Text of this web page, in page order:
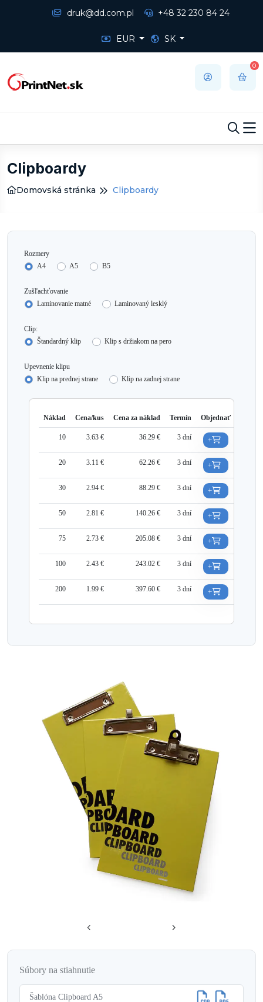
druk@dd.com.pl +48 32 230 84 24
EUR SK
0
Clipboardy
Domovská stránka Clipboardy
Rozmery
A4
A5 B5
Zušľachťovanie
Laminovanie matné
Laminovaný lesklý
Clip:
Štandardný klip
Klip s držiakom na pero
Upevnenie klipu
Klip na prednej strane
Klip na zadnej strane
Náklad Cena/kus Cena za náklad Termín Objednať
10 3.63 € 36.29 € 3 dní +
20 3.11 € 62.26 € 3 dní +
30 2.94 € 88.29 € 3 dní +
50 2.81 € 140.26 € 3 dní +
75 2.73 € 205.08 € 3 dní +
100 2.43 € 243.02 € 3 dní +
200 1.99 € 397.60 € 3 dní +
Súbory na stiahnutie
Šablóna ​Clipboard A5